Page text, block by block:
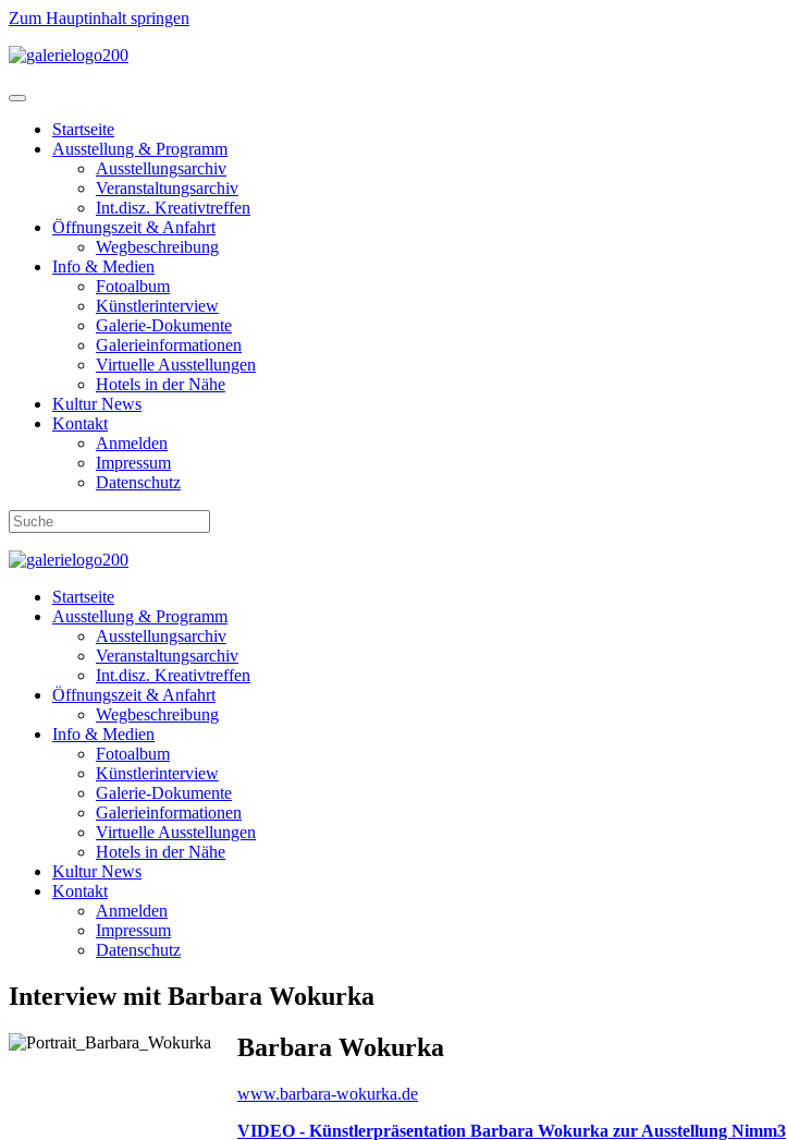
Zum Hauptinhalt springen
Startseite
Ausstellung & Programm
Ausstellungsarchiv
Veranstaltungsarchiv
Int.disz. Kreativtreffen
Öffnungszeit & Anfahrt
Wegbeschreibung
Info & Medien
Fotoalbum
Künstlerinterview
Galerie-Dokumente
Galerieinformationen
Virtuelle Ausstellungen
Hotels in der Nähe
Kultur News
Kontakt
Anmelden
Impressum
Datenschutz
Startseite
Ausstellung & Programm
Ausstellungsarchiv
Veranstaltungsarchiv
Int.disz. Kreativtreffen
Öffnungszeit & Anfahrt
Wegbeschreibung
Info & Medien
Fotoalbum
Künstlerinterview
Galerie-Dokumente
Galerieinformationen
Virtuelle Ausstellungen
Hotels in der Nähe
Kultur News
Kontakt
Anmelden
Impressum
Datenschutz
Interview mit Barbara Wokurka
Barbara Wokurka
www.barbara-wokurka.de
VIDEO - Künstlerpräsentation Barbara Wokurka zur Ausstellung Nimm3